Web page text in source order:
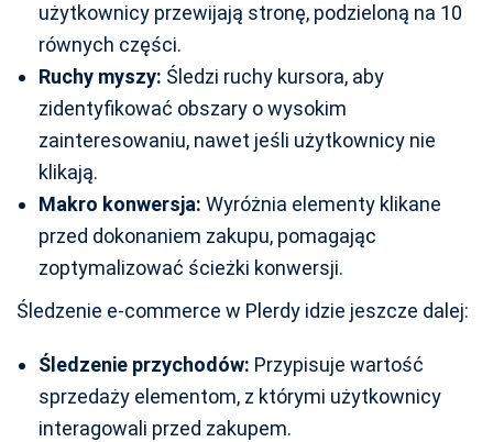
użytkownicy przewijają stronę, podzieloną na 10
równych części.
Ruchy myszy: Śledzi ruchy kursora, aby
zidentyfikować obszary o wysokim
zainteresowaniu, nawet jeśli użytkownicy nie
klikają.
Makro konwersja: Wyróżnia elementy klikane
przed dokonaniem zakupu, pomagając
zoptymalizować ścieżki konwersji.
Śledzenie e-commerce w Plerdy idzie jeszcze dalej:
Śledzenie przychodów: Przypisuje wartość
sprzedaży elementom, z którymi użytkownicy
interagowali przed zakupem.